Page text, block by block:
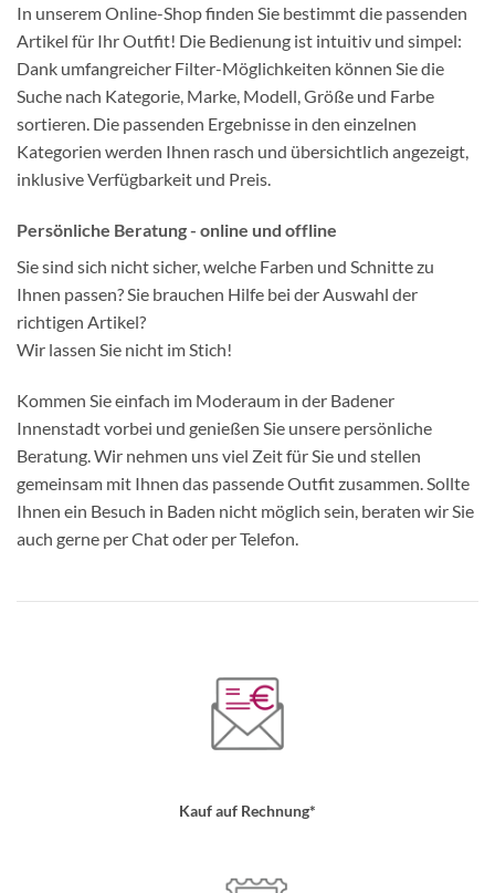
In unserem Online-Shop finden Sie bestimmt die passenden
Artikel für Ihr Outfit! Die Bedienung ist intuitiv und simpel:
Dank umfangreicher Filter-Möglichkeiten können Sie die
Suche nach Kategorie, Marke, Modell, Größe und Farbe
sortieren. Die passenden Ergebnisse in den einzelnen
Kategorien werden Ihnen rasch und übersichtlich angezeigt,
inklusive Verfügbarkeit und Preis.
Persönliche Beratung - online und offline
Sie sind sich nicht sicher, welche Farben und Schnitte zu
Ihnen passen? Sie brauchen Hilfe bei der Auswahl der
richtigen Artikel?
Wir lassen Sie nicht im Stich!
Kommen Sie einfach im Moderaum in der Badener
Innenstadt vorbei und genießen Sie unsere persönliche
Beratung. Wir nehmen uns viel Zeit für Sie und stellen
gemeinsam mit Ihnen das passende Outfit zusammen. Sollte
Ihnen ein Besuch in Baden nicht möglich sein, beraten wir Sie
auch gerne per Chat oder per Telefon.
Kauf auf Rechnung*